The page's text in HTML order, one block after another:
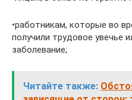
•работникам, которые во
получили трудовое увечье
заболевание;
Читайте также: